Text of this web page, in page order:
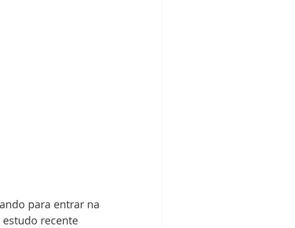
para entrar na
recente